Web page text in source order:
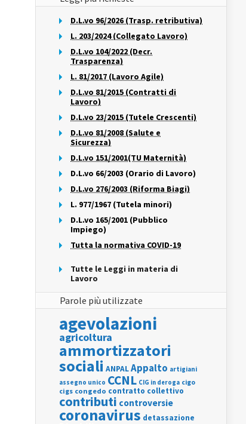
D.L.vo 96/2026 (Trasp. retributiva)
L. 203/2024 (Collegato Lavoro)
D.L.vo 104/2022 (Decr.
Trasparenza)
L. 81/2017 (Lavoro Agile)
D.L.vo 81/2015 (Contratti di
Lavoro)
D.L.vo 23/2015 (Tutele Crescenti)
D.L.vo 81/2008 (Salute e
Sicurezza)
D.L.vo 151/2001(TU Maternità)
D.L.vo 66/2003 (Orario di Lavoro)
D.L.vo 276/2003 (Riforma Biagi)
L. 977/1967 (Tutela minori)
D.L.vo 165/2001 (Pubblico
Impiego)
Tutta la normativa COVID-19
Tutte le Leggi in materia di
Lavoro
Parole più utilizzate
agevolazioni
agricoltura
ammortizzatori
sociali ANPALAppalto artigiani
assegno unico CCNL CIG in deroga cigo
cigs congedo contratto collettivo
contributi controversie
coronavirus detassazione